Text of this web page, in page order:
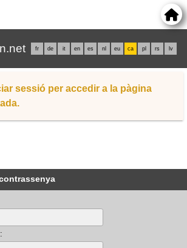
fr de it en es nl eu ca pl rs lv
sessió per accedir a la pàgina